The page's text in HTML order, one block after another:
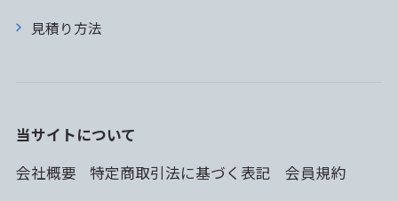
見積り方法
当サイトについて
会社概要
特定商取引法に基づく表記
会員規約